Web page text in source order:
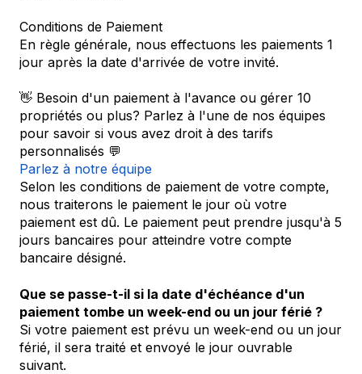
Conditions de Paiement
En règle générale, nous effectuons les paiements 1
jour après la date d'arrivée de votre invité.
👋 Besoin d'un paiement à l'avance ou gérer 10
propriétés ou plus? Parlez à l'une de nos équipes
pour savoir si vous avez droit à des tarifs
personnalisés 💬
Parlez à notre équipe
Selon les conditions de paiement de votre compte,
nous traiterons le paiement le jour où votre
paiement est dû. Le paiement peut prendre jusqu'à 5
jours bancaires pour atteindre votre compte
bancaire désigné.
Que se passe-t-il si la date d'échéance d'un
paiement tombe un week-end ou un jour férié ?
Si votre paiement est prévu un week-end ou un jour
férié, il sera traité et envoyé le jour ouvrable
suivant.